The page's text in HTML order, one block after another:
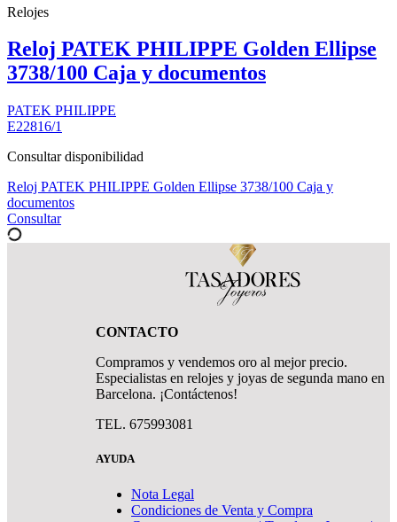
Relojes
Reloj PATEK PHILIPPE Golden Ellipse
3738/100 Caja y documentos
PATEK PHILIPPE
E22816/1
Consultar disponibilidad
Reloj PATEK PHILIPPE Golden Ellipse 3738/100 Caja y
documentos
Consultar
CONTACTO
Compramos y vendemos oro al mejor precio.
Especialistas en relojes y joyas de segunda mano en
Barcelona. ¡Contáctenos!
TEL. 675993081
AYUDA
Nota Legal
Condiciones de Venta y Compra